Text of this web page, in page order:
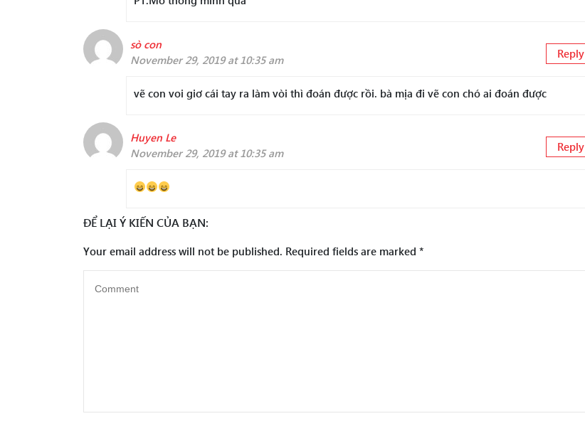
sò con
November 29, 2019 at 10:35 am
Reply
vẽ con voi giơ cái tay ra làm vòi thì đoán được rồi. bà mịa đi vẽ con chó ai đoán được
Huyen Le
November 29, 2019 at 10:35 am
Reply
ĐỂ LẠI Ý KIẾN CỦA BẠN:
Your email address will not be published. Required fields are marked *